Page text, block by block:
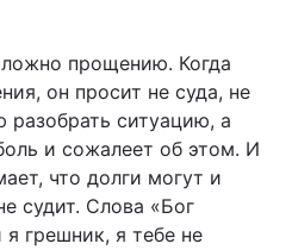
прощению. Когда
он просит не суда, не
разобрать ситуацию, а
и сожалеет об этом. И
что долги могут и
судит. Слова «Бог
я грешник, я тебе не